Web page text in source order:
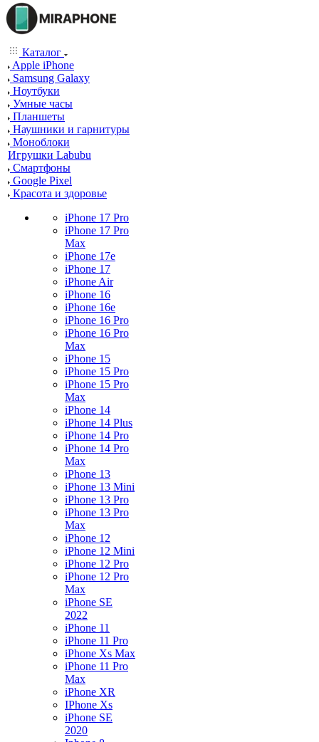
Каталог
Apple iPhone
Samsung Galaxy
Ноутбуки
Умные часы
Планшеты
Наушники и гарнитуры
Моноблоки
Игрушки Labubu
Смартфоны
Google Pixel
Красота и здоровье
iPhone 17 Pro
iPhone 17 Pro
Max
iPhone 17e
iPhone 17
iPhone Air
iPhone 16
iPhone 16e
iPhone 16 Pro
iPhone 16 Pro
Max
iPhone 15
iPhone 15 Pro
iPhone 15 Pro
Max
iPhone 14
iPhone 14 Plus
iPhone 14 Pro
iPhone 14 Pro
Max
iPhone 13
iPhone 13 Mini
iPhone 13 Pro
iPhone 13 Pro
Max
iPhone 12
iPhone 12 Mini
iPhone 12 Pro
iPhone 12 Pro
Max
iPhone SE
2022
iPhone 11
iPhone 11 Pro
iPhone Xs Max
iPhone 11 Pro
Max
iPhone XR
IPhone Xs
iPhone SE
2020